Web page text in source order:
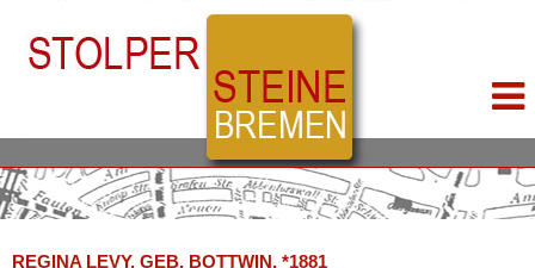
REGINA LEVY, GEB. BOTTWIN, *1881